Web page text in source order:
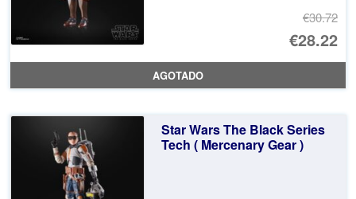
€30.72
El
€28.22
El
AGOTADO
Star Wars The Black Series
Tech ( Mercenary Gear )